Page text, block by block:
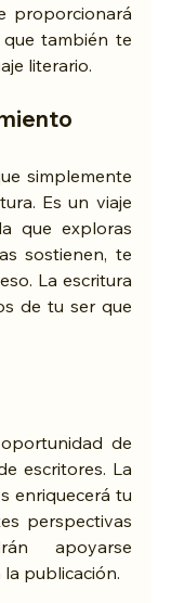
proporcionará
que también te
literario.
simplemente
Es un viaje
que exploras
sostienen, te
La escritura
de tu ser que
de
escritores. La
enriquecerá tu
perspectivas
apoyarse
publicación.